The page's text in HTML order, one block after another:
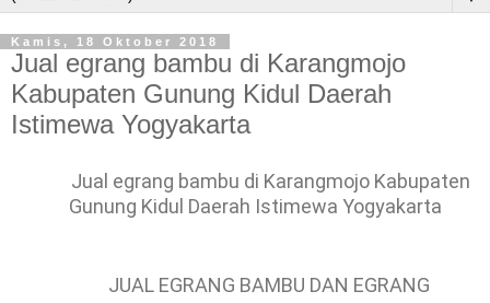
Kamis, 18 Oktober 2018
Jual egrang bambu di Karangmojo
Kabupaten Gunung Kidul Daerah
Istimewa Yogyakarta
Jual egrang bambu di Karangmojo Kabupaten
Gunung Kidul Daerah Istimewa Yogyakarta
JUAL EGRANG BAMBU DAN EGRANG